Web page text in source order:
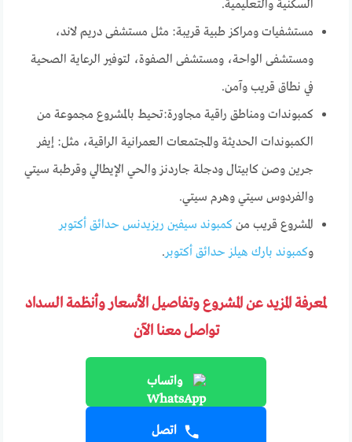
السكنية والتعليمية.
مستشفيات ومراكز طبية قريبة: مثل مستشفى دريم لاند،
ومستشفى الواحة، ومستشفى الصفوة، لتوفير الرعاية الصحية
في نطاق قريب وآمن.
كمبوندات ومناطق راقية مجاورة:تحيط بالمشروع مجموعة من
الكمبوندات الحديثة والمجتمعات العمرانية الراقية، مثل: إيفر
جرين وصن كابيتال ودجلة جاردنز والحي الإيطالي وقرطبة سيتي
والفردوس سيتي وهرم سيتي.
المشروع قريب منكمبوند سيفين ريزيدنس حدائق أكتوبر
وكمبوند بارك هيلز حدائق أكتوبر.
لمعرفة المزيد عن المشروع وتفاصيل الأسعار وأنظمة السداد
تواصل معنا الآن
واتساب
اتصل